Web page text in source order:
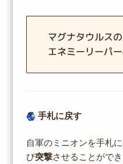
マグナタウルス
エネミーリーパ
手札に戻す
自軍のミニオンを手札
び突撃させることができ